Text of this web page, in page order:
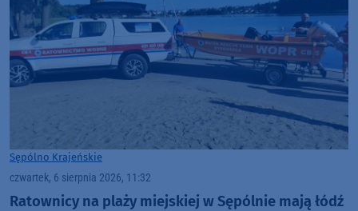
Sępólno Krajeńskie
czwartek, 6 sierpnia 2026, 11:32
Ratownicy na plaży miejskiej w Sępólnie mają łódź